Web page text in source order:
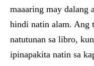
maaaring may dalang
hindi natin alam. Ang
natutunan sa libro,
ipinapakita natin sa